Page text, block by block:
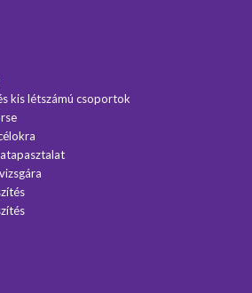
kis létszámú csoportok